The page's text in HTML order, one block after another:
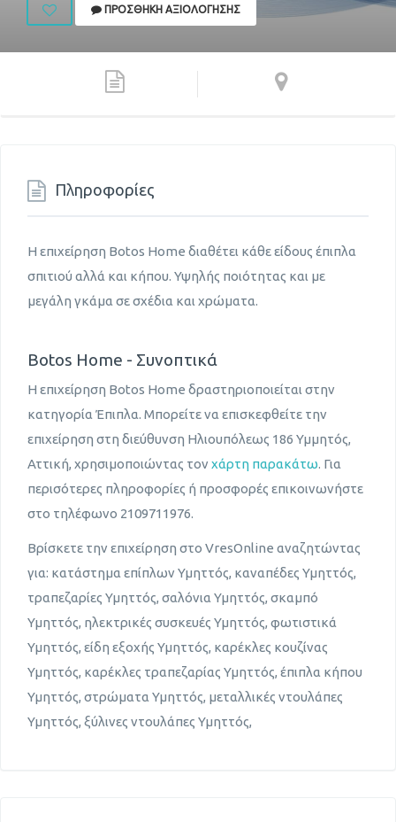
ΠΡΟΣΘΉΚΗ ΑΞΙΟΛΌΓΗΣΗΣ
Πληροφορίες
Η επιχείρηση Botos Home διαθέτει κάθε είδους έπιπλα
σπιτιού αλλά και κήπου. Υψηλής ποιότητας και με
μεγάλη γκάμα σε σχέδια και χρώματα.
Botos Home - Συνοπτικά
Η επιχείρηση Botos Home δραστηριοποιείται στην
κατηγορία Έπιπλα. Μπορείτε να επισκεφθείτε την
επιχείρηση στη διεύθυνση Ηλιουπόλεως 186 Υμμητός,
Αττική, χρησιμοποιώντας τον χάρτη παρακάτω. Για
περισότερες πληροφορίες ή προσφορές επικοινωνήστε
στο τηλέφωνο 2109711976.
Βρίσκετε την επιχείρηση στο VresOnline αναζητώντας
για: κατάστημα επίπλων Υμηττός, καναπέδες Υμηττός,
τραπεζαρίες Υμηττός, σαλόνια Υμηττός, σκαμπό
Υμηττός, ηλεκτρικές συσκευές Υμηττός, φωτιστικά
Υμηττός, είδη εξοχής Υμηττός, καρέκλες κουζίνας
Υμηττός, καρέκλες τραπεζαρίας Υμηττός, έπιπλα κήπου
Υμηττός, στρώματα Υμηττός, μεταλλικές ντουλάπες
Υμηττός, ξύλινες ντουλάπες Υμηττός,